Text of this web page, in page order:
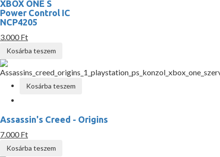
XBOX ONE S
Power Control IC
NCP4205
3.000 Ft
Kosárba teszem
Kosárba teszem
Assassin's Creed - Origins
7.000 Ft
Kosárba teszem